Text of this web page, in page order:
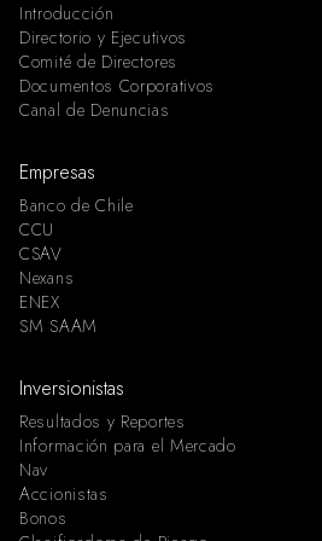
Introducción
Directorio y Ejecutivos
Comité de Directores
Documentos Corporativos
Canal de Denuncias
Empresas
Banco de Chile
CCU
CSAV
Nexans
ENEX
SM SAAM
Inversionistas
Resultados y Reportes
Información para el Mercado
Nav
Accionistas
Bonos